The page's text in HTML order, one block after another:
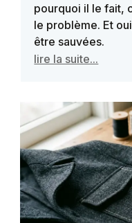
pourquoi il le fait,
le problème. Et
être sauvées.
lire la suite...